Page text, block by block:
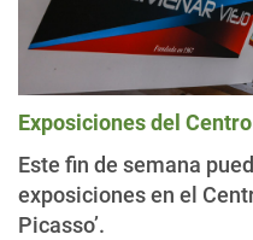
Exposiciones del
Este fin de semana
exposiciones en el
Picasso’.